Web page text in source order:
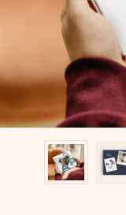
Créez quelque
son prénom,
Sans